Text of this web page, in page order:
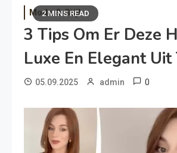
2 MINS READ
Mode & Stijl
3 Tips Om Er Deze
Luxe En Elegant Uit
05.09.2025 admin 0